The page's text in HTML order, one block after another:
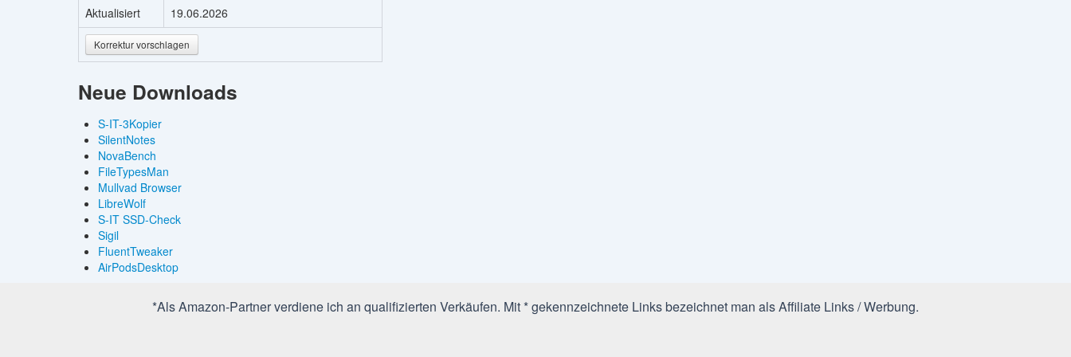
Aktualisiert 19.06.2026
Korrektur vorschlagen
Neue Downloads
S-IT-3Kopier
SilentNotes
NovaBench
FileTypesMan
Mullvad Browser
LibreWolf
S-IT SSD-Check
Sigil
FluentTweaker
AirPodsDesktop
*Als Amazon-Partner verdiene ich an qualifizierten Verkäufen. Mit * gekennzeichnete Links bezeichnet man als Affiliate Links / Werbung.